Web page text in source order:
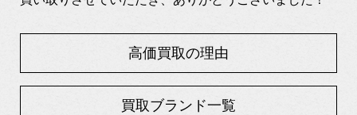
高価買取の理由
買取ブランド一覧